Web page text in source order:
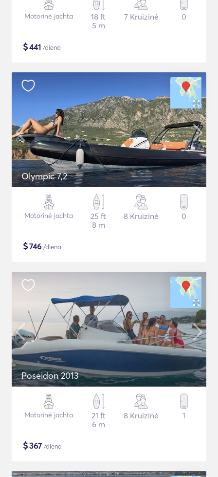
Motorinė jachta
18 ft
5 m
7 Kruizinė 0
$441 /diena
Olympic 7,2
Motorinė jachta
25 ft
8 m
8 Kruizinė 0
$746 /diena
Poseidon 2013
Motorinė jachta
21 ft
6 m
8 Kruizinė 1
$367 /diena